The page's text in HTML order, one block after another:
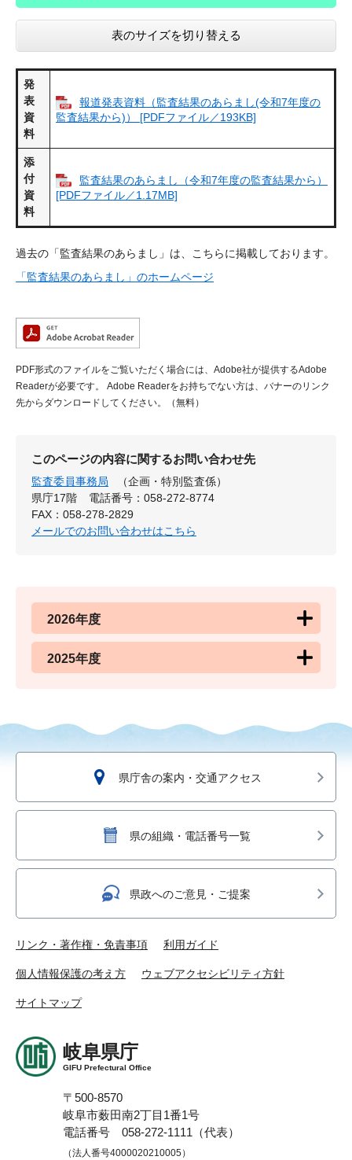
表のサイズを切り替える
発
表
資
料
報道発表資料（監査結果のあらまし(令和7年度の
監査結果から)） [PDFファイル／193KB]
添
付
資
料
監査結果のあらまし（令和7年度の監査結果から）
[PDFファイル／1.17MB]
過去の「監査結果のあらまし」は、こちらに掲載しております。
「監査結果のあらまし」のホームページ
PDF形式のファイルをご覧いただく場合には、Adobe社が提供するAdobe
Readerが必要です。
Adobe Readerをお持ちでない方は、バナーのリンク
先からダウンロードしてください。（無料）
このページの内容に関するお問い合わせ先
監査委員事務局
（企画・特別監査係）
県庁17階
電話番号：058-272-8774
FAX：058-278-2829
メールでのお問い合わせはこちら
2026年度
2025年度
県庁舎の案内・交通アクセス
県の組織・電話番号一覧
県政へのご意見・ご提案
リンク・著作権・免責事項 利用ガイド
個人情報保護の考え方 ウェブアクセシビリティ方針
サイトマップ
岐阜県庁
GIFU Prefectural Office
〒500-8570
岐阜市薮田南2丁目1番1号
電話番号 058-272-1111（代表）
（法人番号4000020210005）